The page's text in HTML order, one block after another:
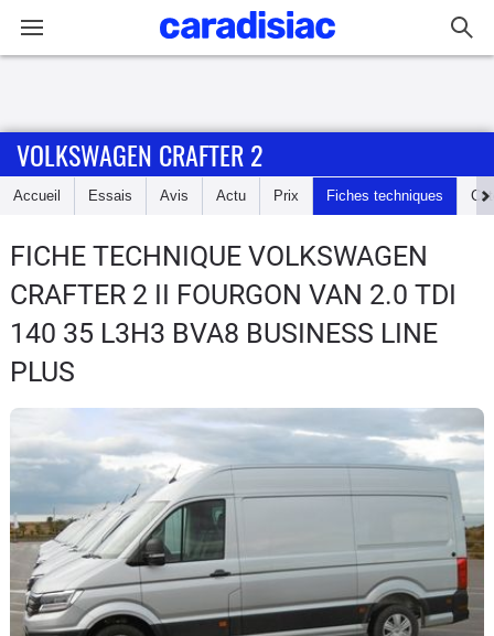
Accueil
Essais
Guide
d'achat
Electriques
Utilitaires
Flottes
Auto
Services
VOLKSWAGEN CRAFTER 2
Accueil Essais Avis Actu Prix Fiches techniques
FICHE TECHNIQUE VOLKSWAGEN
CRAFTER 2 II FOURGON VAN 2.0 TDI
140 35 L3H3 BVA8 BUSINESS LINE
PLUS